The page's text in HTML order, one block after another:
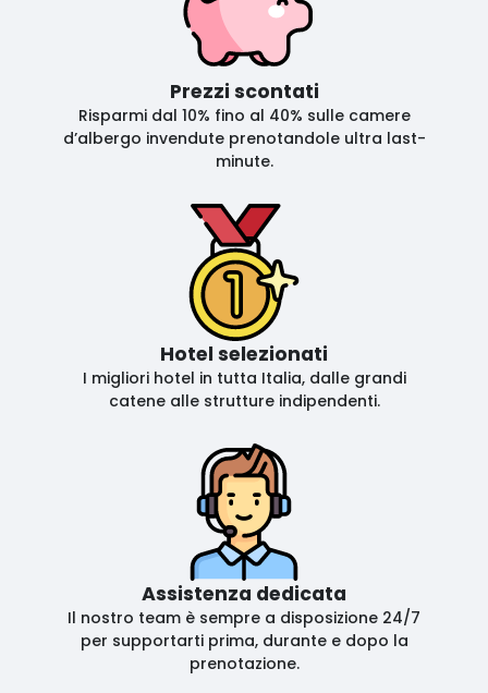
Prezzi scontati
Risparmi dal 10% fino al 40% sulle camere
d’albergo invendute prenotandole ultra last-
minute.
Hotel selezionati
I migliori hotel in tutta Italia, dalle grandi
catene alle strutture indipendenti.
Assistenza dedicata
Il nostro team è sempre a disposizione 24/7
per supportarti prima, durante e dopo la
prenotazione.